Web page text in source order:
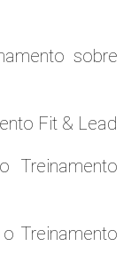
sobre
Fit & Lead
Treinamento
Treinamento